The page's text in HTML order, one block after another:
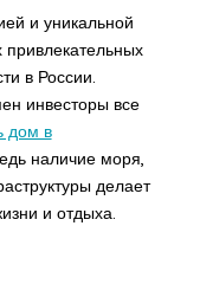
и уникальной
в России.
инвесторы все
дом в
наличие моря,
делает
и отдыха.